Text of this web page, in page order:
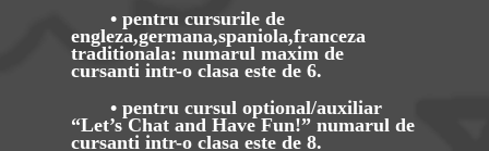
• pentru cursurile de
engleza,germana,spaniola,franceza
traditionala: numarul maxim de
cursanti intr-o clasa este de 6.
• pentru cursul optional/auxiliar
“Let’s Chat and Have Fun!” numarul de
cursanti intr-o clasa este de 8.